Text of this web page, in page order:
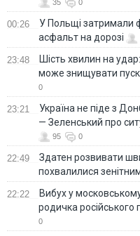
35 0
00:26
У Польщі затримали
асфальт на дорозі
23:48
Шість хвилин на
може знищувати
0
23:21
Україна не піде з
— Зеленський про
95 0
22:49
Здатен розвивати
похвалилися
22:22
Вибух у
родичка російського
0